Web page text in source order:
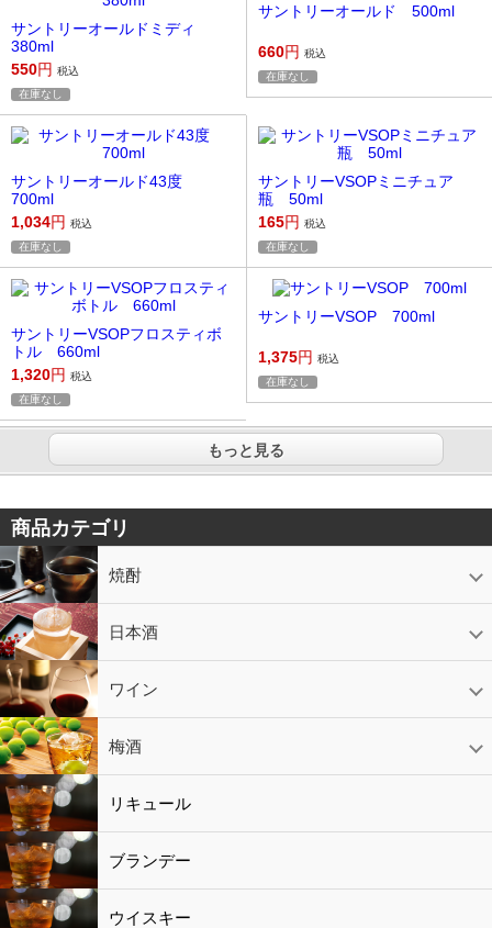
サントリーオールドミディ
380ml
550円 税込
在庫なし
サントリーオールド 500ml
660円 税込
在庫なし
サントリーオールド43度
700ml
1,034円 税込
在庫なし
サントリーVSOPミニチュア
瓶 50ml
165円 税込
在庫なし
サントリーVSOPフロスティボ
トル 660ml
1,320円 税込
在庫なし
サントリーVSOP 700ml
1,375円 税込
在庫なし
もっと見る
商品カテゴリ
焼酎
芋焼酎
かめ壷入り焼酎
黒糖焼酎
米焼酎
麦焼酎
そば焼酎
泡盛
とうもろこし焼酎
ギフトコーナー
セットコーナー
益々繁盛
鹿児島限定 日本酒
日本酒
スパークリング
ギフト ワイン
赤ワイン
白ワイン
ロゼワイン
スパークリング
シャンパン 梅酒
梅酒
シャンパン
リキュール リキュール
ブランデー
ウイスキー